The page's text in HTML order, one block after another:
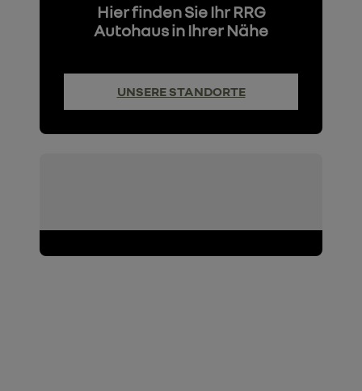
Hier finden Sie Ihr RRG
Autohaus in Ihrer Nähe
UNSERE STANDORTE